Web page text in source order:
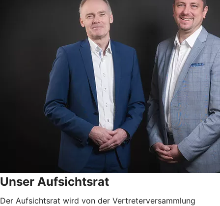
Unser Aufsichtsrat
Der Aufsichtsrat wird von der Vertreterversammlung